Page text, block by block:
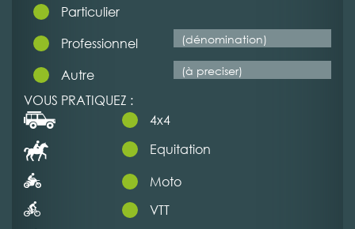
Particulier
Professionnel
Autre
VOUS PRATIQUEZ :
4x4
Equitation
Moto
VTT